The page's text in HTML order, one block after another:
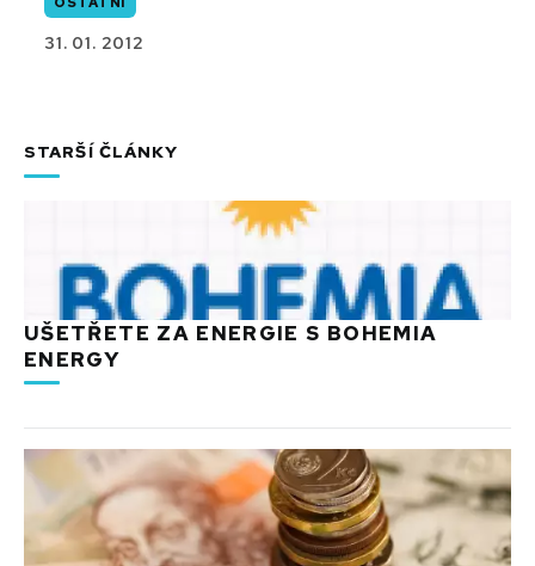
31. 01. 2012
STARŠÍ ČLÁNKY
UŠETŘETE ZA ENERGIE S BOHEMIA
ENERGY